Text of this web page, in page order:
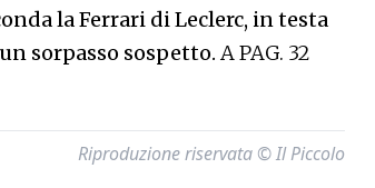
la Ferrari di Leclerc, in testa
sorpasso sospetto. A PAG. 32
Riproduzione riservata © Il Piccolo